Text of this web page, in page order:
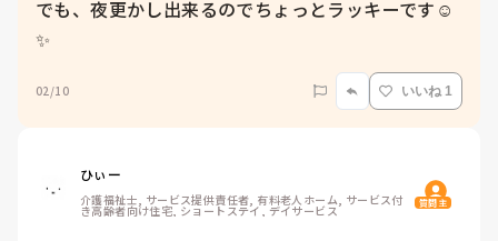
でも、夜更かし出来るのでちょっとラッキーです☺️
✨
02/10 いいね 1
ひぃー
介護福祉士, サービス提供責任者, 有料老人ホーム, サービス付
き高齢者向け住宅, ショートステイ, デイサービス 質問主